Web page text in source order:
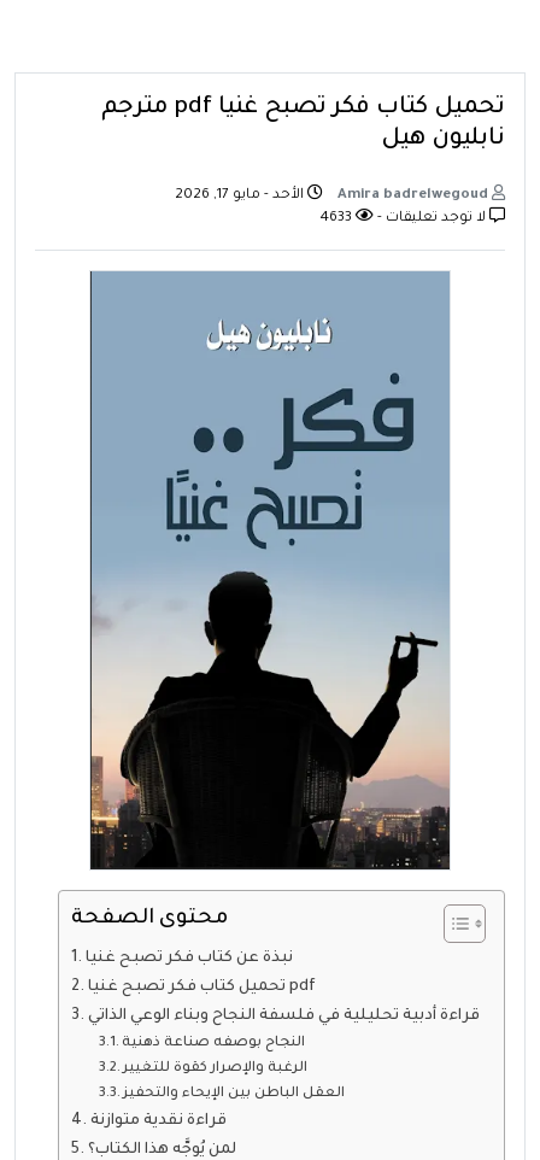
تحميل كتاب فكر تصبح غنيا pdf مترجم
نابليون هيل
الأحد - مايو 17, 2026
لا توجد تعليقات -
محتوى الصفحة
نبذة عن كتاب فكر تصبح غنيا
تحميل كتاب فكر تصبح غنيا pdf
قراءة أدبية تحليلية في فلسفة النجاح وبناء الوعي الذاتي
النجاح بوصفه صناعة ذهنية
الرغبة والإصرار كقوة للتغيير
العقل الباطن بين الإيحاء والتحفيز
قراءة نقدية متوازنة
لمن يُوجَّه هذا الكتاب؟